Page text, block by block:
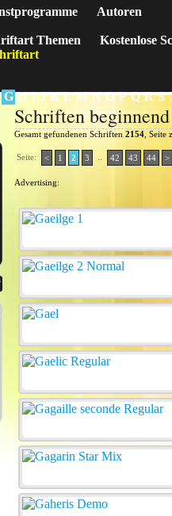
Autoren
Themen Kostenlose
G H I J K L M N O P Q R S
Schriften
Gesamt gefundenen Schriften 2154 ,
Seite: < 1 2 3 42 43 44 >
Advertising: